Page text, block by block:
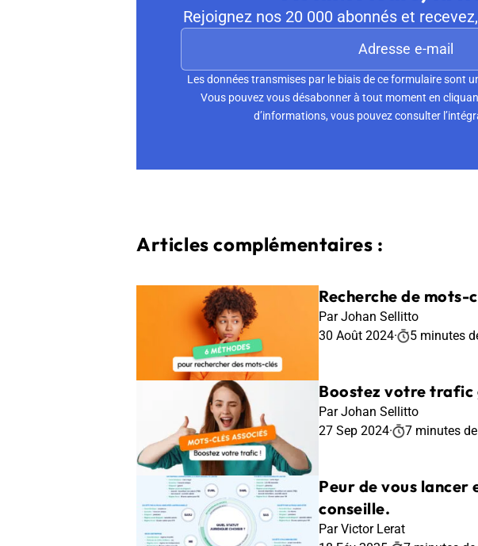
Rejoignez nos 20 000 abonnés et
Les données transmises par le biais de ce formulaire sont
Vous pouvez vous désabonner à tout moment en
d’informations, vous pouvez consulter
Articles complémentaires :
Recherche de mots-
Par Johan Sellitto
30 Août 2024· 5 minutes
Boostez votre trafic
Par Johan Sellitto
27 Sep 2024· 7 minutes
Peur de vous lancer
conseille.
Par Victor Lerat